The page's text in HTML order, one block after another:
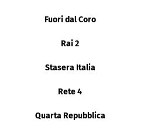
Fuori dal Coro
Rai 2
Stasera Italia
Rete 4
Quarta Repubblica